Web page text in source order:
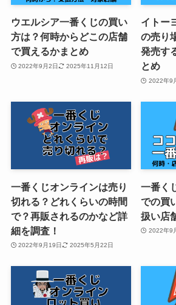
ウエルシア一番くじの買い
方は？何時からどこの店舗
で買えるかまとめ
2022年9月2日 2025年11月12日
イトー
の売り
発売す
とめ
2022年9
一番くじオンラインは売り
切れる？どれくらいの時間
で？再販されるのかなど詳
細を調査！
2022年9月19日 2025年5月22日
一番く
での買
扱い店
2022年9